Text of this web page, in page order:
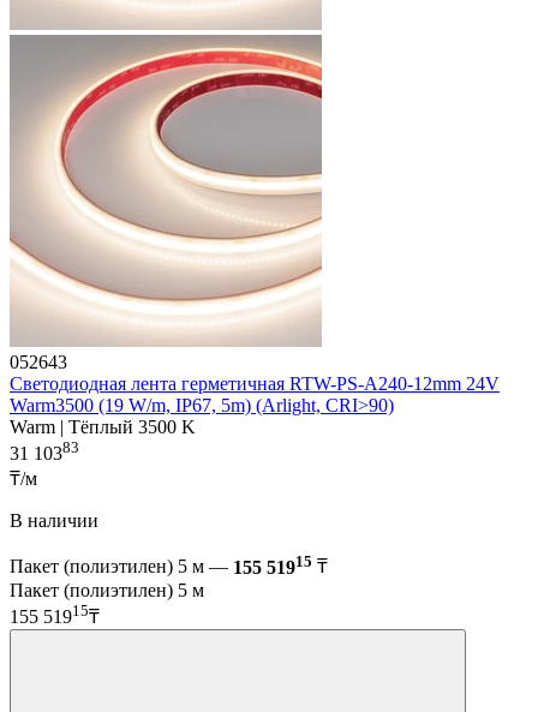
052643
Светодиодная лента герметичная RTW-PS-A240-12mm 24V
Warm3500 (19 W/m, IP67, 5m) (Arlight, CRI>90)
Warm | Тёплый 3500 K
31 10383
₸/м
В наличии
Пакет (полиэтилен) 5 м — 155 51915 ₸
Пакет (полиэтилен) 5 м
155 51915₸